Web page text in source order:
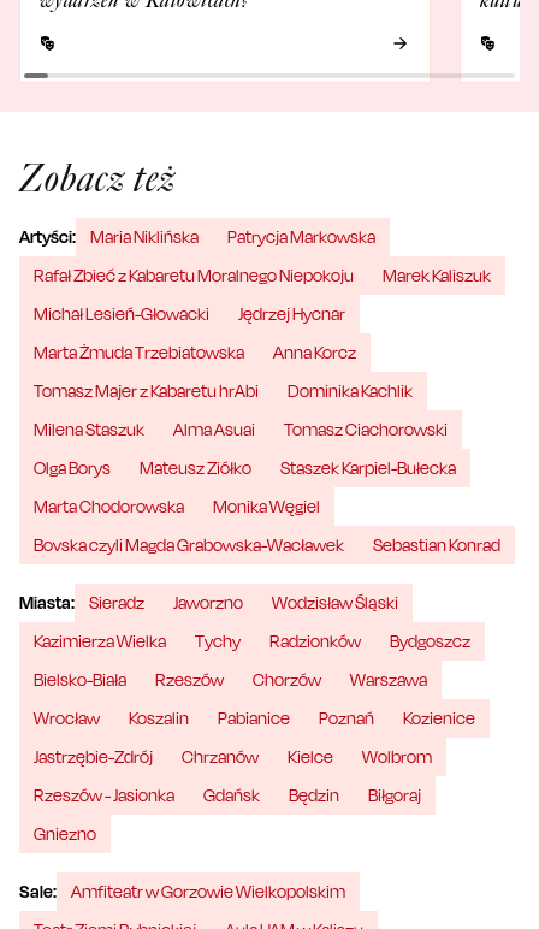
Zobacz też
Artyści: Maria Niklińska
Patrycja Markowska
Rafał Zbieć z Kabaretu Moralnego Niepokoju
Marek Kaliszuk
Michał Lesień-Głowacki
Jędrzej Hycnar
Marta Żmuda Trzebiatowska
Anna Korcz
Tomasz Majer z Kabaretu hrAbi
Dominika Kachlik
Milena Staszuk
Alma Asuai
Tomasz Ciachorowski
Olga Borys
Mateusz Ziółko
Staszek Karpiel-Bułecka
Marta Chodorowska
Monika Węgiel
Bovska czyli Magda Grabowska-Wacławek
Sebastian Konrad
Miasta: Sieradz Jaworzno
Wodzisław Śląski
Kazimierza Wielka
Tychy Radzionków
Bydgoszcz
Bielsko-Biała
Rzeszów Chorzów
Warszawa
Wrocław
Koszalin Pabianice Poznań
Kozienice
Jastrzębie-Zdrój
Chrzanów Kielce
Wolbrom
Rzeszów - Jasionka
Gdańsk Będzin
Biłgoraj
Gniezno
Sale:
Amfiteatr w Gorzowie Wielkopolskim